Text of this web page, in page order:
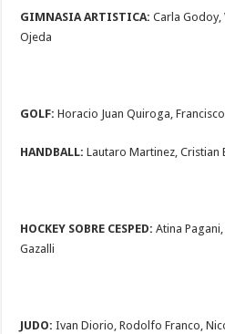
GIMNASIA ARTISTICA: Carla
Ojeda
GOLF: Horacio Juan Quiroga,
HANDBALL:Lautaro Martinez, Cristian
HOCKEY SOBRE CESPED:Atina
Gazalli
JUDO:Ivan Diorio, Rodolfo Franco,